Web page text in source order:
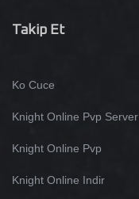
Takip Et
Ko Cuce
Knight Online Pvp Server
Knight Online Pvp
Knight Online Indir